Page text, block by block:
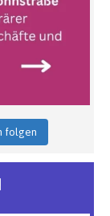
folgen